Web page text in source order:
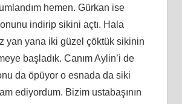
hemen. Gürkan ise
indirip sikini açtı. Hala
yan yana iki güzel çöktük sikinin
başladık. Canım Aylin’i de
da öpüyor o esnada da siki
ediyordum. Bizim ustabaşının